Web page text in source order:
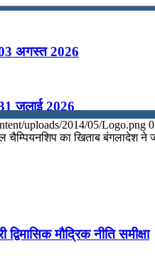
अगस्त 2026
जुलाई 2026
जुलाई 2026
जुलाई 2026
जुलाई 2026
uploads/2014/05/Logo.png 0
का खिताब बंगलादेश ने
मौद्रिक नीति समीक्षा